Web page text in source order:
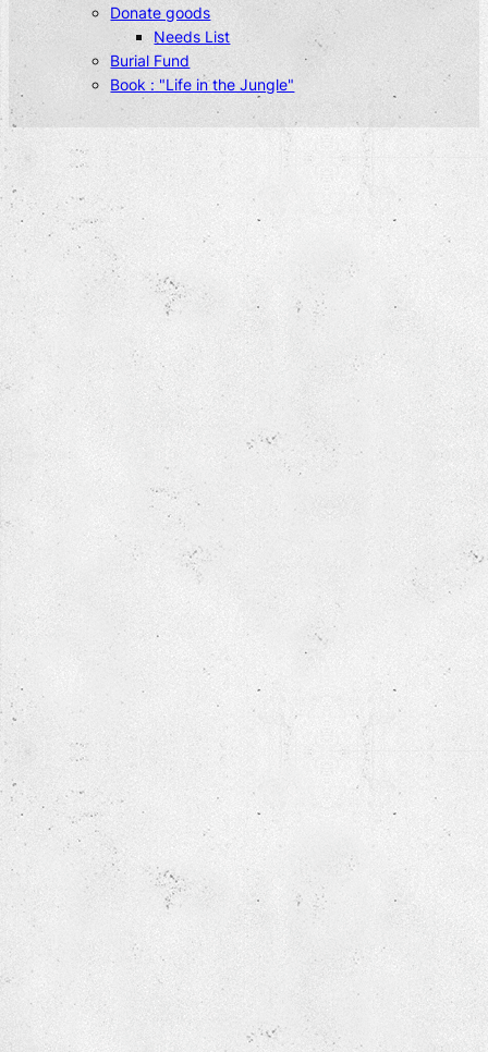
Donate goods
Needs List
Burial Fund
Book : "Life in the Jungle"